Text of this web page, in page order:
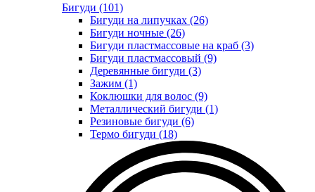
Бигуди (101)
Бигуди на липучках (26)
Бигуди ночные (26)
Бигуди пластмассовые на краб (3)
Бигуди пластмассовый (9)
Деревянные бигуди (3)
Зажим (1)
Коклюшки для волос (9)
Металлический бигуди (1)
Резиновые бигуди (6)
Термо бигуди (18)